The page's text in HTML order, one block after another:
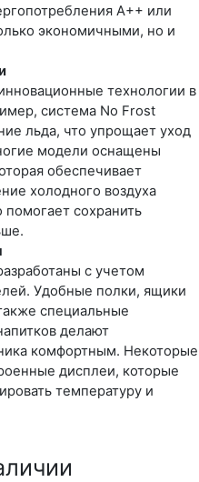
A++ или
экономичными, но и
технологии в
система No Frost
льда, что упрощает уход
модели оснащены
обеспечивает
холодного воздуха
помогает сохранить
с учетом
Удобные полки, ящики
специальные
делают
комфортным. Некоторые
дисплеи, которые
температуру и